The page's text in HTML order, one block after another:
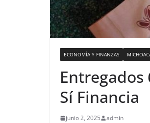
ECONOMÍA Y FINANZAS
Sí Financia
junio 2, 2025 admin